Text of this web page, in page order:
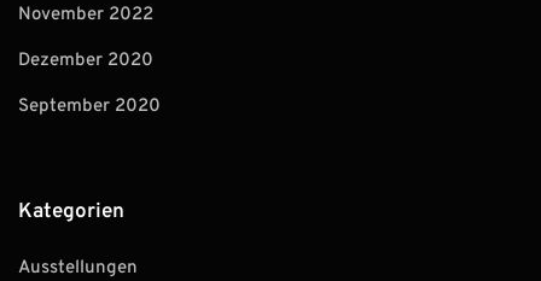
November 2022
Dezember 2020
September 2020
Kategorien
Ausstellungen